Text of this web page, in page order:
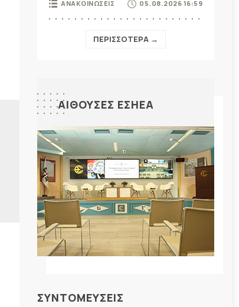
ΑΝΑΚΟΙΝΩΣΕΙΣ 05.08.2026 16:59
ΠΕΡΙΣΣΟΤΕΡΑ →
ΑΙΘΟΥΣΕΣ ΕΣΗΕΑ
ΣΥΝΤΟΜΕΥΣΕΙΣ